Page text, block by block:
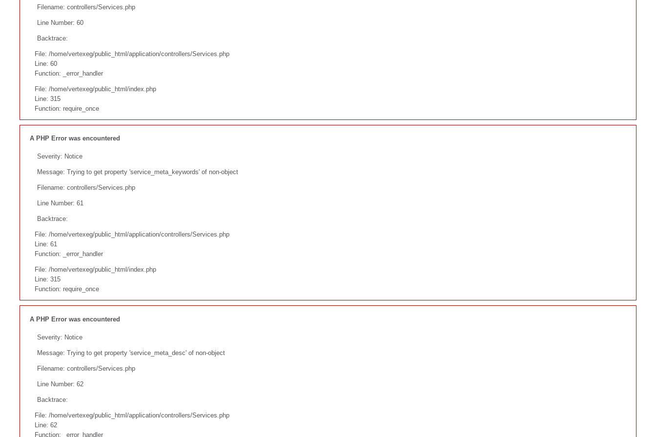
Filename: controllers/Services.php
Line Number: 60
Backtrace:
File: /home/vertexeg/public_html/application/controllers/Services.php
Line: 60
Function: _error_handler
File: /home/vertexeg/public_html/index.php
Line: 315
Function: require_once
A PHP Error was encountered
Severity: Notice
Message: Trying to get property 'service_meta_keywords' of non-object
Filename: controllers/Services.php
Line Number: 61
Backtrace:
File: /home/vertexeg/public_html/application/controllers/Services.php
Line: 61
Function: _error_handler
File: /home/vertexeg/public_html/index.php
Line: 315
Function: require_once
A PHP Error was encountered
Severity: Notice
Message: Trying to get property 'service_meta_desc' of non-object
Filename: controllers/Services.php
Line Number: 62
Backtrace:
File: /home/vertexeg/public_html/application/controllers/Services.php
Line: 62
Function: _error_handler